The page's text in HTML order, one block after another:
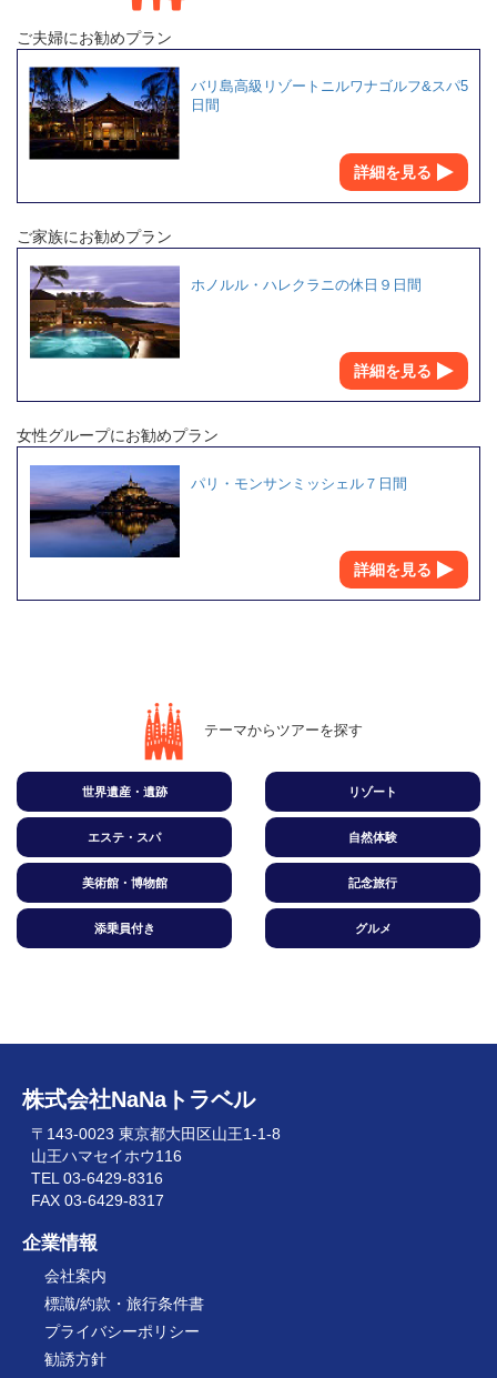
ご夫婦にお勧めプラン
バリ島高級リゾートニルワナゴルフ&スパ5
日間
詳細を見る
ご家族にお勧めプラン
ホノルル・ハレクラニの休日９日間
詳細を見る
女性グループにお勧めプラン
パリ・モンサンミッシェル７日間
詳細を見る
テーマからツアーを探す
世界遺産・遺跡 リゾート
エステ・スパ 自然体験
美術館・博物館 記念旅行
添乗員付き グルメ
株式会社NaNaトラベル
〒143-0023 東京都大田区山王1-1-8
山王ハマセイホウ116
TEL 03-6429-8316
FAX 03-6429-8317
企業情報
会社案内
標識/約款・旅行条件書
プライバシーポリシー
勧誘方針